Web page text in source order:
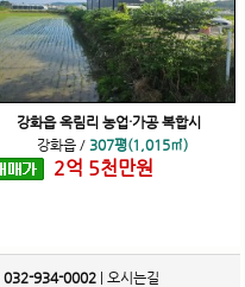
강화읍 옥림리 농업·가공 복합시
강화읍/ 307평(1,015㎡)
2억 5천만원
032-934-0002 오시는길